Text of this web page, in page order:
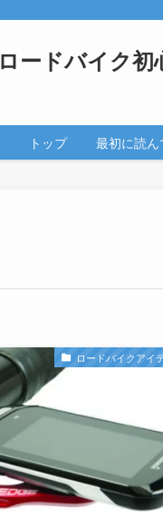
ロードバイク
トップ 最初に読
ロードバイクアイ